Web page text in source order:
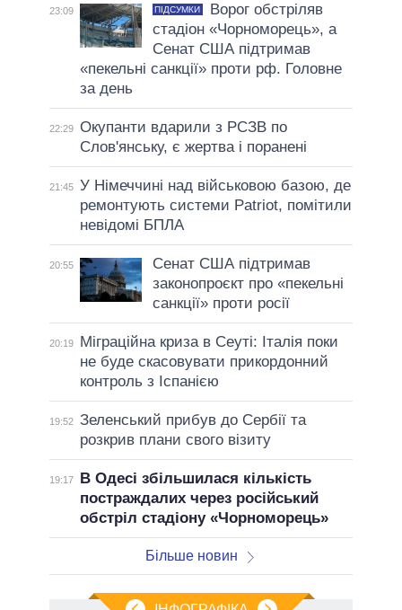
23:09 ПІДСУМКИ
Ворог обстріляв
стадіон «Чорноморець», а
Сенат США підтримав
«пекельні санкції» проти рф. Головне
за день
22:29 Окупанти вдарили з РСЗВ по
Слов'янську, є жертва і поранені
21:45 У Німеччині над військовою базою, де
ремонтують системи Patriot, помітили
невідомі БПЛА
20:55
Сенат США підтримав
законопроєкт про «пекельні
санкції» проти росії
20:19
Міграційна криза в Сеуті: Італія поки
не буде скасовувати прикордонний
контроль з Іспанією
19:52 Зеленський прибув до Сербії та
розкрив плани свого візиту
19:17
В Одесі збільшилася кількість
постраждалих через російський
обстріл стадіону «Чорноморець»
Більше новин